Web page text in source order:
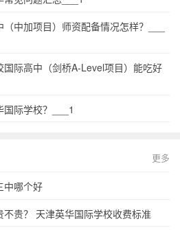
中加项目）师资配备情况怎样？___
际高中（剑桥A-Level项目）能吃好
际学校？___1
更多
中哪个好
贵？ 天津英华国际学校收费标准